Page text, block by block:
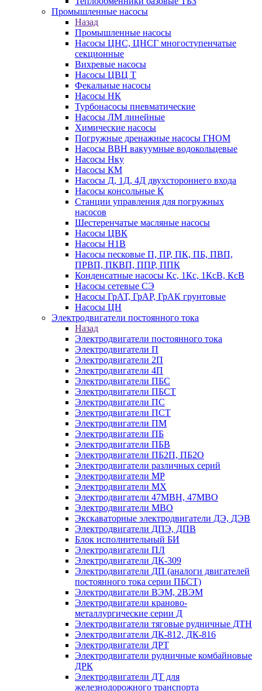
Промышленные насосы
Назад
Промышленные насосы
Насосы ЦНС, ЦНСГ многоступенчатые
секционные
Вихревые насосы
Насосы ЦВЦ Т
Фекальные насосы
Насосы НК
Турбонасосы пневматические
Насосы ЛМ линейные
Химические насосы
Погружные дренажные насосы ГНОМ
Насосы ВВН вакуумные водокольцевые
Насосы Нку
Насосы КМ
Насосы Д, 1Д, 4Д двухстороннего входа
Насосы консольные К
Станции управления для погружных
насосов
Шестеренчатые масляные насосы
Насосы ЦВК
Насосы Н1В
Насосы песковые П, ПР, ПК, ПБ, ПВП,
ПРВП, ПКВП, ППР, ППК
Конденсатные насосы Кс, 1Кс, 1КсВ, КсВ
Насосы сетевые СЭ
Насосы ГрАТ, ГрАР, ГрАК грунтовые
Насосы ЦН
Электродвигатели постоянного тока
Назад
Электродвигатели постоянного тока
Электродвигатели П
Электродвигатели 2П
Электродвигатели 4П
Электродвигатели ПБС
Электродвигатели ПБСТ
Электродвигатели ПС
Электродвигатели ПСТ
Электродвигатели ПМ
Электродвигатели ПБ
Электродвигатели ПБВ
Электродвигатели ПБ2П, ПБ2О
Электродвигатели различных серий
Электродвигатели МР
Электродвигатели MX
Электродвигатели 47MBH, 47МВО
Электродвигатели MBO
Экскаваторные электродвигатели ДЭ, ДЭВ
Электродвигатели ДПЭ, ДПВ
Блок исполнительный БИ
Электродвигатели ПЛ
Электродвигатели ДК-309
Электродвигатели ДП (аналоги двигателей
постоянного тока серии ПБСТ)
Электродвигатели ВЭМ, 2ВЭМ
Электродвигатели краново-
металлургические серии Д
Электродвигатели тяговые рудничные ДТН
Электродвигатели ДК-812, ДК-816
Электродвигатели ДРТ
Электродвигатели рудничные комбайновые
ДРК
Электродвигатели ДТ для
железнодорожного транспорта